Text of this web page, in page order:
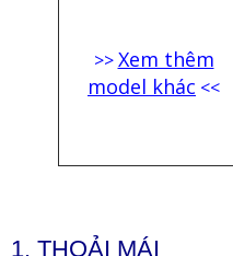
>> Xem thêm
model khác <<
1. THOẢI MÁI